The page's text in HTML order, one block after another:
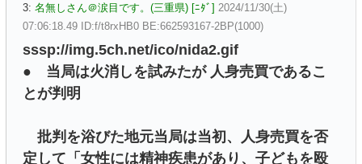
3: 名無しさん＠涙目です。(三重県) [ﾆﾀﾞ] 2024/11/30(土)
07:06:18.49 ID:f/t8rxHB0 BE:662593167-2BP(1000)
sssp://img.5ch.net/ico/nida2.gif
● 当局は火消しを試みたが 人身売買であるこ
とが判明
批判を浴びた地元当局は当初、人身売買を否
定して「女性には精神疾患があり、子どもを殴